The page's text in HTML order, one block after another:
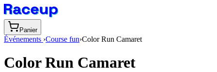
Panier
Événements ›Course fun›Color Run Camaret
Color Run Camaret